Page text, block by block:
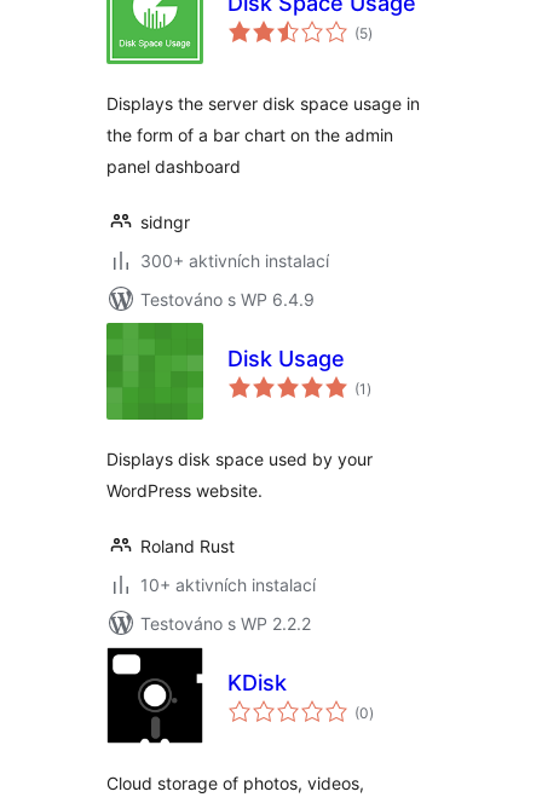
(5celkové
hodnocení
)
Displays the server disk space usage in
the form of a bar chart on the admin
panel dashboard
sidngr
300+ aktivních instalací
Testováno s WP 6.4.9
Disk Usage
(1 celkové
hodnocení
)
Displays disk space used by your
WordPress website.
Roland Rust
10+ aktivních instalací
Testováno s WP 2.2.2
KDisk
(0celkové
hodnocení
)
Cloud storage of photos, videos,